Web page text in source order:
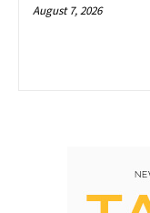
August 7, 2026